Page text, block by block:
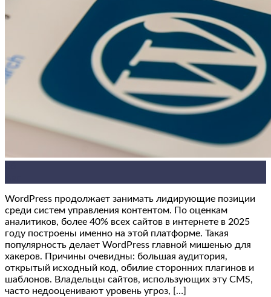
WordPress продолжает занимать лидирующие позиции
среди систем управления контентом. По оценкам
аналитиков, более 40% всех сайтов в интернете в 2025
году построены именно на этой платформе. Такая
популярность делает WordPress главной мишенью для
хакеров. Причины очевидны: большая аудитория,
открытый исходный код, обилие сторонних плагинов и
шаблонов. Владельцы сайтов, использующих эту CMS,
часто недооценивают уровень угроз, […]